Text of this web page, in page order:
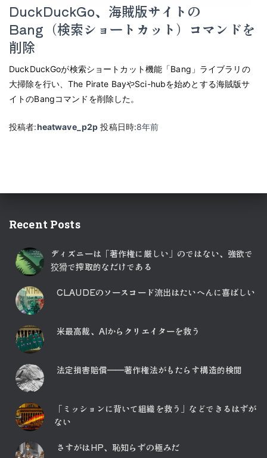
DuckDuckGo、海賊版サイトの
Bang（検索ショートカット）コマンドを
削除
DuckDuckGoが検索ショートカット機能「Bang」ライブラリの
大掃除を行い、The Pirate BayやSci-hubを始めとする海賊版サ
イトのBangコマンドを削除した。
投稿者:heatwave_p2p 投稿日時:8年前
Recent Posts
ディズニーは「著作権に厳しい」のではない、強欲で
狡猾で搾取的なだけである
CLAUDEのソースコード流出はたいへんに喜ばしい
米最高裁、AIからクリエイターを救う
法定損害賠償――著作権法がもたらす構造的検閲
「ミッションに背いて組織を救う」などできるはずが
ない
さすがはHP、恥知らずの極みだ